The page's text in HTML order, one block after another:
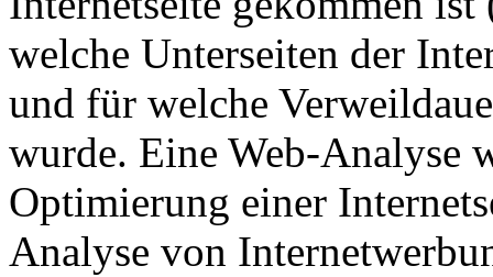
welche Unterseiten der
und für welche
wurde. Eine Web-Analyse
Optimierung einer
Analyse von